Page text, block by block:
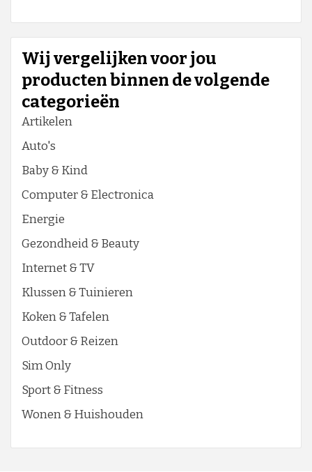
Wij vergelijken voor jou
producten binnen de volgende
categorieën
Artikelen
Auto's
Baby & Kind
Computer & Electronica
Energie
Gezondheid & Beauty
Internet & TV
Klussen & Tuinieren
Koken & Tafelen
Outdoor & Reizen
Sim Only
Sport & Fitness
Wonen & Huishouden